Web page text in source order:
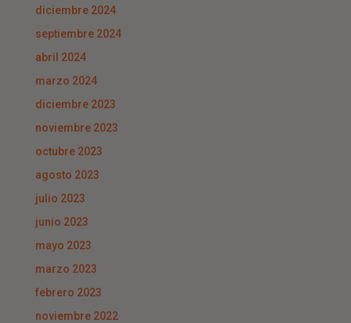
diciembre 2024
septiembre 2024
abril 2024
marzo 2024
diciembre 2023
noviembre 2023
octubre 2023
agosto 2023
julio 2023
junio 2023
mayo 2023
marzo 2023
febrero 2023
noviembre 2022